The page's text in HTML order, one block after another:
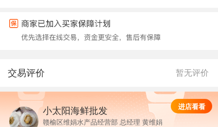
交易评价 暂无评价
小
小太阳海鲜批发
赣榆区维娟水产品经营部 总经理 黄维娟
进店看看